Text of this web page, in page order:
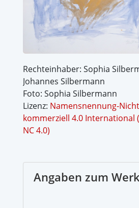
Rechteinhaber: Sophia
Johannes Silbermann
Foto: Sophia Silbermann
Lizenz: Namensnennung-Nicht
kommerziell 4.0 International
NC 4.0)
Angaben zum Werk